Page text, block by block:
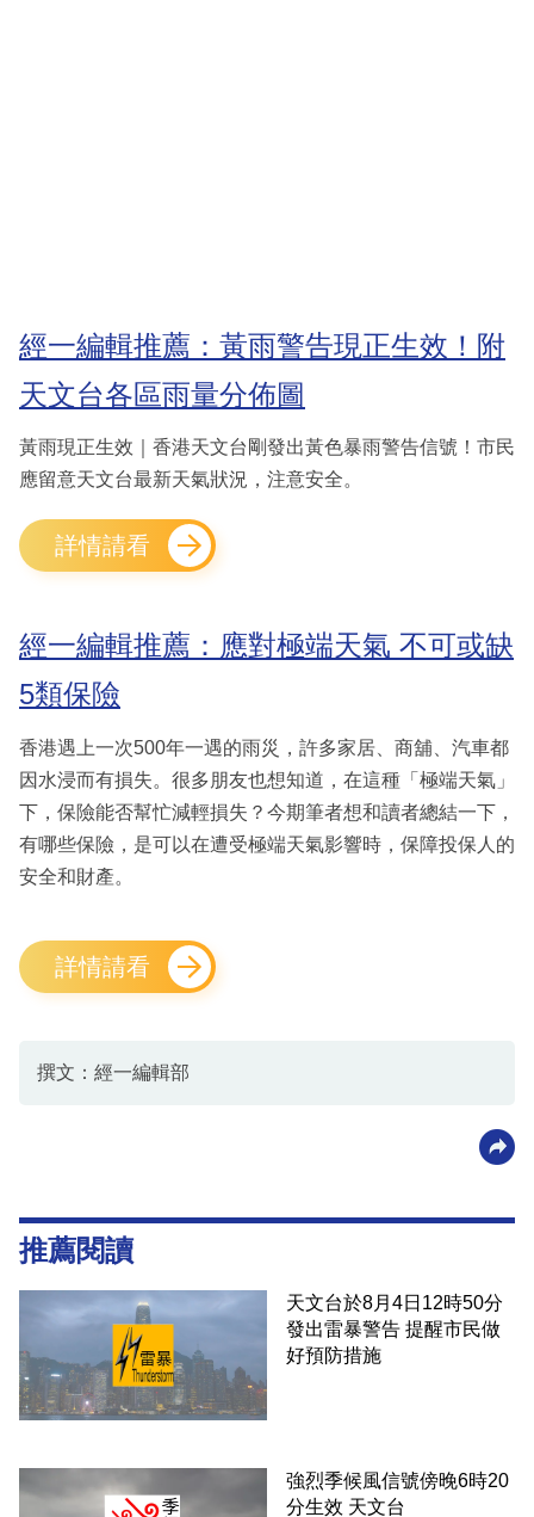
經一編輯推薦：黃雨警告現正生效！附
天文台各區雨量分佈圖
黃雨現正生效｜香港天文台剛發出黃色暴雨警告信號！市民
應留意天文台最新天氣狀況，注意安全。
詳情請看
經一編輯推薦：應對極端天氣 不可或缺
5類保險
香港遇上一次500年一遇的雨災，許多家居、商舖、汽車都
因水浸而有損失。很多朋友也想知道，在這種「極端天氣」
下，保險能否幫忙減輕損失？今期筆者想和讀者總結一下，
有哪些保險，是可以在遭受極端天氣影響時，保障投保人的
安全和財產。
詳情請看
撰文：經一編輯部
推薦閱讀
天文台於8月4日12時50分
發出雷暴警告 提醒市民做
好預防措施
強烈季候風信號傍晚6時20
分生效 天文台